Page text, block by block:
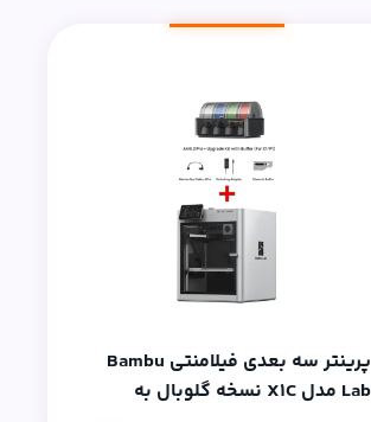
پرینتر سه بعدی فیلامنتی Bambu
Lab مدل X1C نسخه گلوبال به